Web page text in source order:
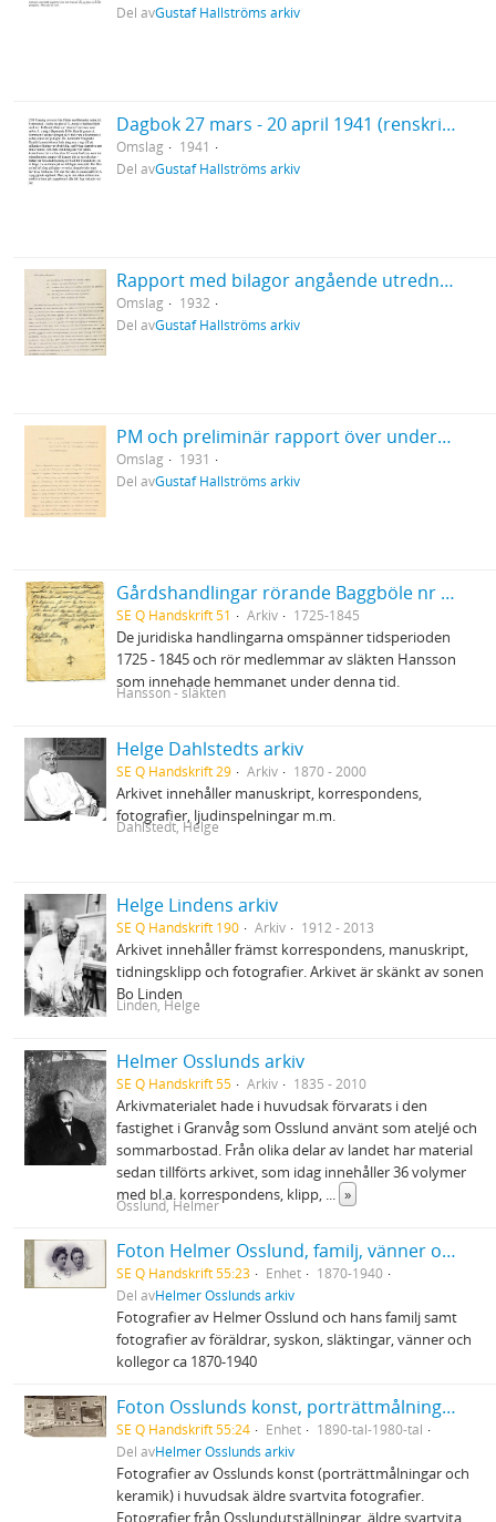
Del avGustaf Hallströms arkiv
Dagbok 27 mars - 20 april 1941 (renskrift)
Omslag
1941
Del avGustaf Hallströms arkiv
Rapport med bilagor angående utredning om Bredarör 1932
Omslag
1932
Del avGustaf Hallströms arkiv
PM och preliminär rapport över undersökning av Bredarör vid Kivik 1931
Omslag
1931
Del avGustaf Hallströms arkiv
Gårdshandlingar rörande Baggböle nr 1 i Umeå socken
SE Q Handskrift 51 Arkiv 1725-1845
De juridiska handlingarna omspänner tidsperioden
1725 - 1845 och rör medlemmar av släkten Hansson
som innehade hemmanet under denna tid.
Hansson - släkten
Helge Dahlstedts arkiv
SE Q Handskrift 29 Arkiv 1870 - 2000
Arkivet innehåller manuskript, korrespondens,
fotografier, ljudinspelningar m.m.
Dahlstedt, Helge
Helge Lindens arkiv
SE Q Handskrift 190 Arkiv 1912 - 2013
Arkivet innehåller främst korrespondens, manuskript,
tidningsklipp och fotografier. Arkivet är skänkt av sonen
Bo Linden
Linden, Helge
Helmer Osslunds arkiv
SE Q Handskrift 55 Arkiv 1835 - 2010
Arkivmaterialet hade i huvudsak förvarats i den
fastighet i Granvåg som Osslund använt som ateljé och
sommarbostad. Från olika delar av landet har material
sedan tillförts arkivet, som idag innehåller 36 volymer
med bl.a. korrespondens, klipp, ... »
Osslund, Helmer
Foton Helmer Osslund, familj, vänner och kollegor
SE Q Handskrift 55:23 Enhet
1870-1940
Del avHelmer Osslunds arkiv
Fotografier av Helmer Osslund och hans familj samt
fotografier av föräldrar, syskon, släktingar, vänner och
kollegor ca 1870-1940
Foton Osslunds konst, porträttmålningar och keramik
SE Q Handskrift 55:24 Enhet
1890-tal-1980-tal
Del avHelmer Osslunds arkiv
Fotografier av Osslunds konst (porträttmålningar och
keramik) i huvudsak äldre svartvita fotografier.
Fotografier från Osslundutställningar, äldre svartvita